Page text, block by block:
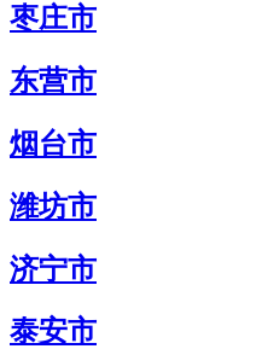
枣庄市
东营市
烟台市
潍坊市
济宁市
泰安市